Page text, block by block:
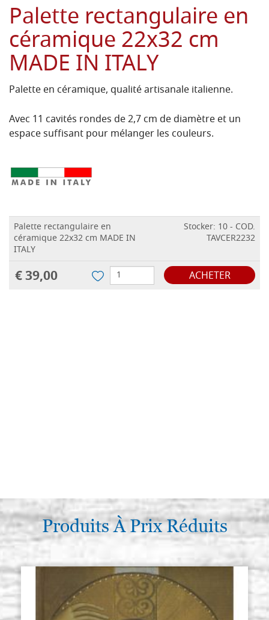
Palette rectangulaire en
céramique 22x32 cm
MADE IN ITALY
Palette en céramique, qualité artisanale italienne.
Avec 11 cavités rondes de 2,7 cm de diamètre et un
espace suffisant pour mélanger les couleurs.
Palette rectangulaire en
céramique 22x32 cm MADE IN
ITALY
Stocker: 10 - COD.
TAVCER2232
€ 39,00 ACHETER
Produits À Prix Réduits